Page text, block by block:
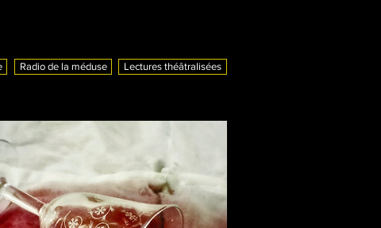
Radio de la méduse Lectures théâtralisées